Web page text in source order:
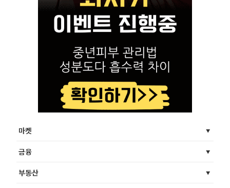
마켓
금융
부동산